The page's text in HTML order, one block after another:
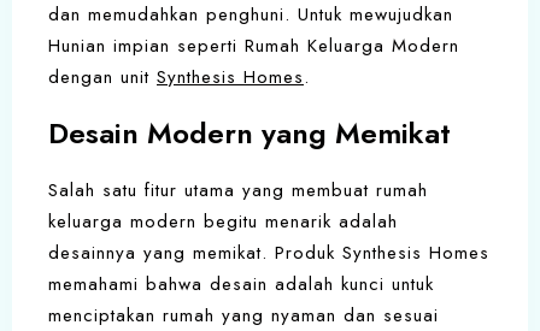
dan memudahkan penghuni. Untuk mewujudkan
Hunian impian seperti Rumah Keluarga Modern
dengan unit Synthesis Homes.
Desain Modern yang Memikat
Salah satu fitur utama yang membuat rumah
keluarga modern begitu menarik adalah
desainnya yang memikat. Produk Synthesis Homes
memahami bahwa desain adalah kunci untuk
menciptakan rumah yang nyaman dan sesuai